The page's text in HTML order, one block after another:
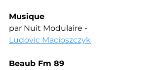
Musique
par Nuit Modulaire -
Ludovic Macioszczyk
Beaub Fm 89